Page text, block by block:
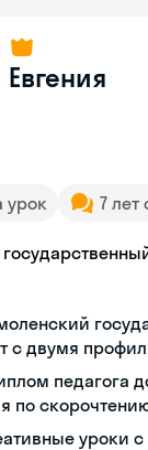
Евгения
урок 7 лет
с двумя
педагога
по
уроки с